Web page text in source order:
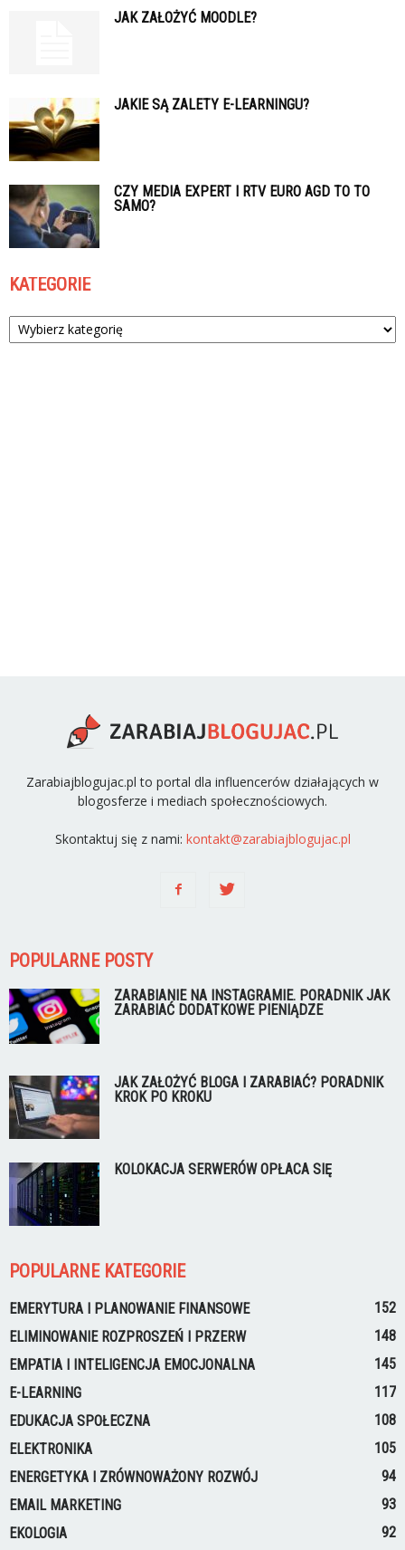
JAK ZAŁOŻYĆ MOODLE?
JAKIE SĄ ZALETY E-LEARNINGU?
CZY MEDIA EXPERT I RTV EURO AGD TO TO
SAMO?
KATEGORIE
Kategorie
Zarabiajblogujac.pl to portal dla influencerów działających w
blogosferze i mediach społecznościowych.
Skontaktuj się z nami: kontakt@zarabiajblogujac.pl
POPULARNE POSTY
ZARABIANIE NA INSTAGRAMIE. PORADNIK JAK
ZARABIAĆ DODATKOWE PIENIĄDZE
JAK ZAŁOŻYĆ BLOGA I ZARABIAĆ? PORADNIK
KROK PO KROKU
KOLOKACJA SERWERÓW OPŁACA SIĘ
POPULARNE KATEGORIE
EMERYTURA I PLANOWANIE FINANSOWE
152
ELIMINOWANIE ROZPROSZEŃ I PRZERW
148
EMPATIA I INTELIGENCJA EMOCJONALNA
145
E-LEARNING
117
EDUKACJA SPOŁECZNA
108
ELEKTRONIKA
105
ENERGETYKA I ZRÓWNOWAŻONY ROZWÓJ
94
EMAIL MARKETING
93
EKOLOGIA
92